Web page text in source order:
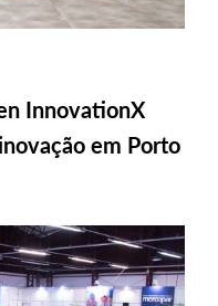
InnovationX
em Porto